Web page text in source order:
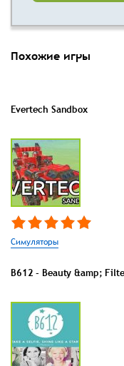
Похожие игры
Evertech Sandbox
Симуляторы
B612 - Beauty &amp;